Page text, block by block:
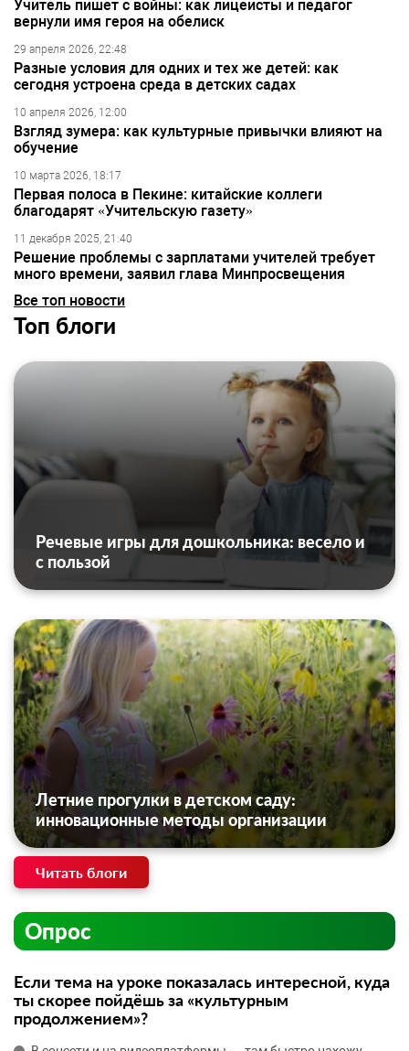
Учитель пишет с войны: как лицеисты и педагог
вернули имя героя на обелиск
29 апреля 2026, 22:48
Разные условия для одних и тех же детей: как
сегодня устроена среда в детских садах
10 апреля 2026, 12:00
Взгляд зумера: как культурные привычки влияют на
обучение
10 марта 2026, 18:17
Первая полоса в Пекине: китайские коллеги
благодарят «Учительскую газету»
11 декабря 2025, 21:40
Решение проблемы с зарплатами учителей требует
много времени, заявил глава Минпросвещения
Все топ новости
Топ блоги
Речевые игры для дошкольника: весело и
с пользой
Летние прогулки в детском саду:
инновационные методы организации
Читать блоги
Опрос
Если тема на уроке показалась интересной, куда
ты скорее пойдёшь за «культурным
продолжением»?